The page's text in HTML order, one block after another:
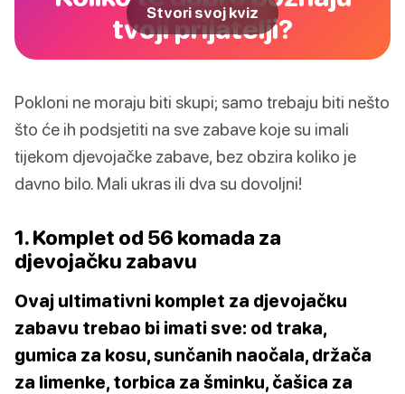
tvoji prijatelji?
Stvori svoj kviz
Pokloni ne moraju biti skupi; samo trebaju biti nešto
što će ih podsjetiti na sve zabave koje su imali
tijekom djevojačke zabave, bez obzira koliko je
davno bilo. Mali ukras ili dva su dovoljni!
1. Komplet od 56 komada za
djevojačku zabavu
Ovaj ultimativni komplet za djevojačku
zabavu trebao bi imati sve: od traka,
gumica za kosu, sunčanih naočala, držača
za limenke, torbica za šminku, čašica za